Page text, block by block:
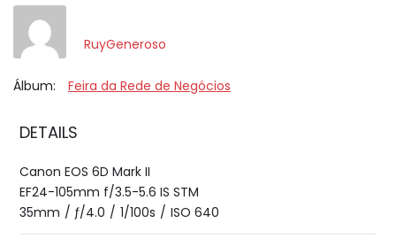
RuyGeneroso
Álbum: Feira da Rede de Negócios
DETAILS
Canon EOS 6D Mark II
EF24-105mm f/3.5-5.6 IS STM
35mm / ƒ/4.0 / 1/100s / ISO 640